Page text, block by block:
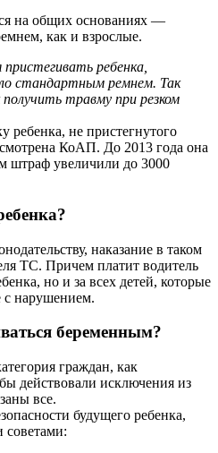
на общих основаниях —
как и взрослые.
ребенка,
стандартным ремнем. Так
получить травму при резком
ребенка, не пристегнутого
КоАП. До 2013 года она
штраф увеличили до 3000
наказание в таком
ТС. Причем платит водитель
но и за всех детей, которые
с нарушением.
беременным?
граждан, как
действовали исключения из
все.
будущего ребенка,
советами: